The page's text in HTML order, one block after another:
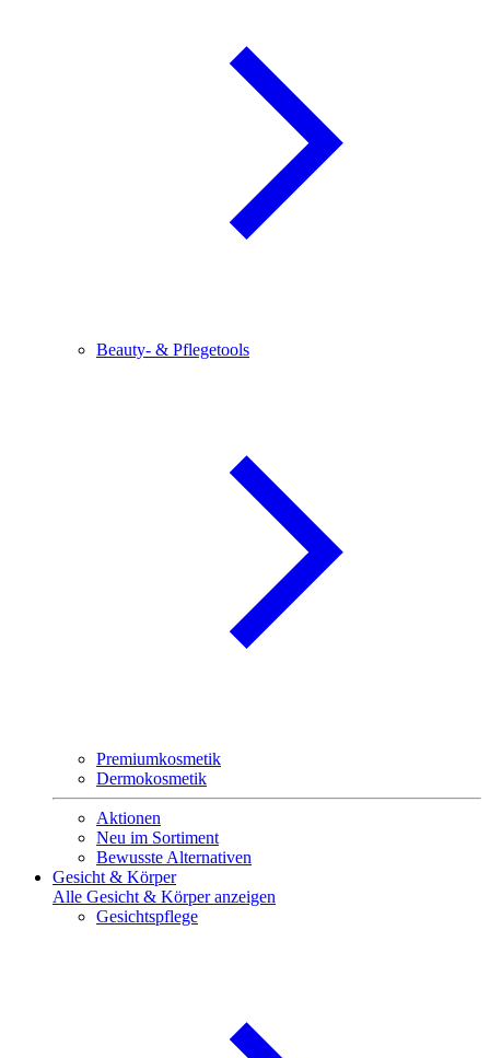
Beauty- & Pflegetools
Premiumkosmetik
Dermokosmetik
Aktionen
Neu im Sortiment
Bewusste Alternativen
Gesicht & Körper
Alle Gesicht & Körper anzeigen
Gesichtspflege